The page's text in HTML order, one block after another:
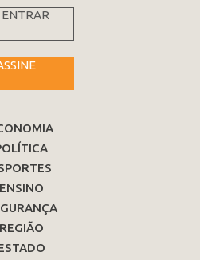
ENTRAR
ENSINO
REGIÃO